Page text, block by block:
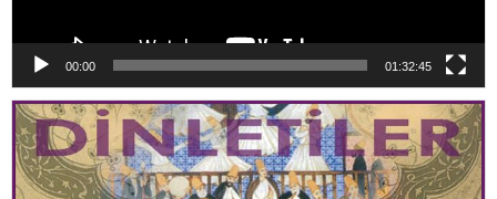
00:00 01:32:45